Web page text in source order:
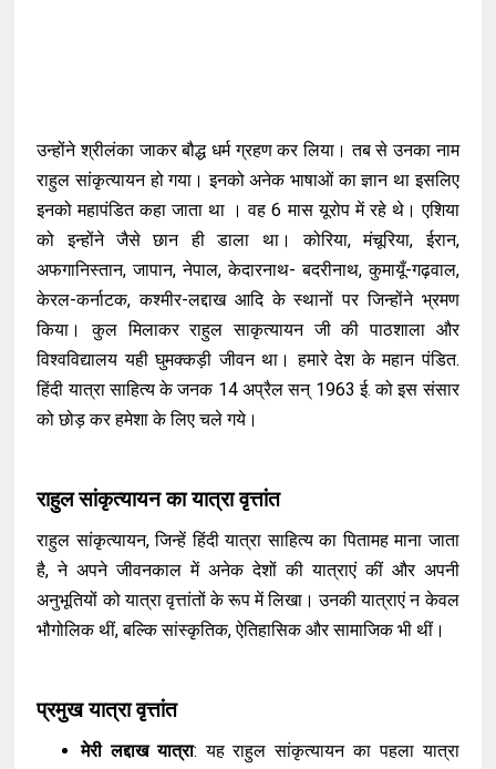
उन्होंने श्रीलंका जाकर बौद्ध धर्म ग्रहण कर लिया। तब से उनका नाम
राहुल सांकृत्यायन हो गया। इनको अनेक भाषाओं का ज्ञान था इसलिए
इनको महापंडित कहा जाता था । वह 6 मास यूरोप में रहे थे। एशिया
को इन्होंने जैसे छान ही डाला था। कोरिया, मंचूरिया, ईरान,
अफगानिस्तान, जापान, नेपाल, केदारनाथ- बदरीनाथ, कुमायूँ-गढ़वाल,
केरल-कर्नाटक, कश्मीर-लद्दाख आदि के स्थानों पर जिन्होंने भ्रमण
किया। कुल मिलाकर राहुल साकृत्यायन जी की पाठशाला और
विश्वविद्यालय यही घुमक्कड़ी जीवन था। हमारे देश के महान पंडित.
हिंदी यात्रा साहित्य के जनक 14 अप्रैल सन् 1963 ई. को इस संसार
को छोड़ कर हमेशा के लिए चले गये।
राहुल सांकृत्यायन का यात्रा वृत्तांत
राहुल सांकृत्यायन, जिन्हें हिंदी यात्रा साहित्य का पितामह माना जाता
है, ने अपने जीवनकाल में अनेक देशों की यात्राएं कीं और अपनी
अनुभूतियों को यात्रा वृत्तांतों के रूप में लिखा। उनकी यात्राएं न केवल
भौगोलिक थीं, बल्कि सांस्कृतिक, ऐतिहासिक और सामाजिक भी थीं।
प्रमुख यात्रा वृत्तांत
मेरी लद्दाख यात्रा: यह राहुल सांकृत्यायन का पहला यात्रा